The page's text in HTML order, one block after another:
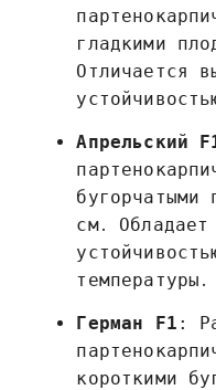
гладкими
Отличается
Апрельский
бугорчатыми
см․
температуры․
Герман F1 :
короткими